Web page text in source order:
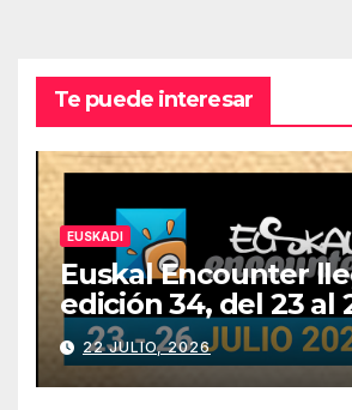
Te puede interesar
EUSKADI
Euskal Encounter
edición 34, del 23 al
julio
22 JULIO, 2026